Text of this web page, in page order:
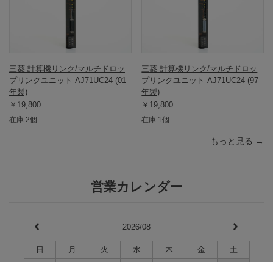
三菱 計算機リンク/マルチドロッ
プリンクユニット AJ71UC24 (01
年製)
￥19,800
在庫 2個
三菱 計算機リンク/マルチドロッ
プリンクユニット AJ71UC24 (97
年製)
￥19,800
在庫 1個
もっと見る →
営業カレンダー
2026/08
日 月 火 水 木 金
土